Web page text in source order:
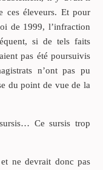
ces éleveurs. Et pour
de 1999, l’infraction
si de tels faits
pas été poursuivis
n’ont pas pu
du point de vue de la
Ce sursis trop
ne devrait donc pas